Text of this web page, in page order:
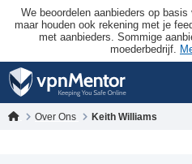
We beoordelen aanbieders op
maar houden ook rekening met je
met aanbieders. Sommige
moederbedrijf.
Over Ons Keith Williams